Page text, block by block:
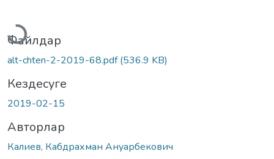
Жүктеу...
Файлдар
alt-chten-2-2019-68.pdf(536.9 KB)
Кездесуге
2019-02-15
Авторлар
Калиев, Кабдрахман Ануарбекович